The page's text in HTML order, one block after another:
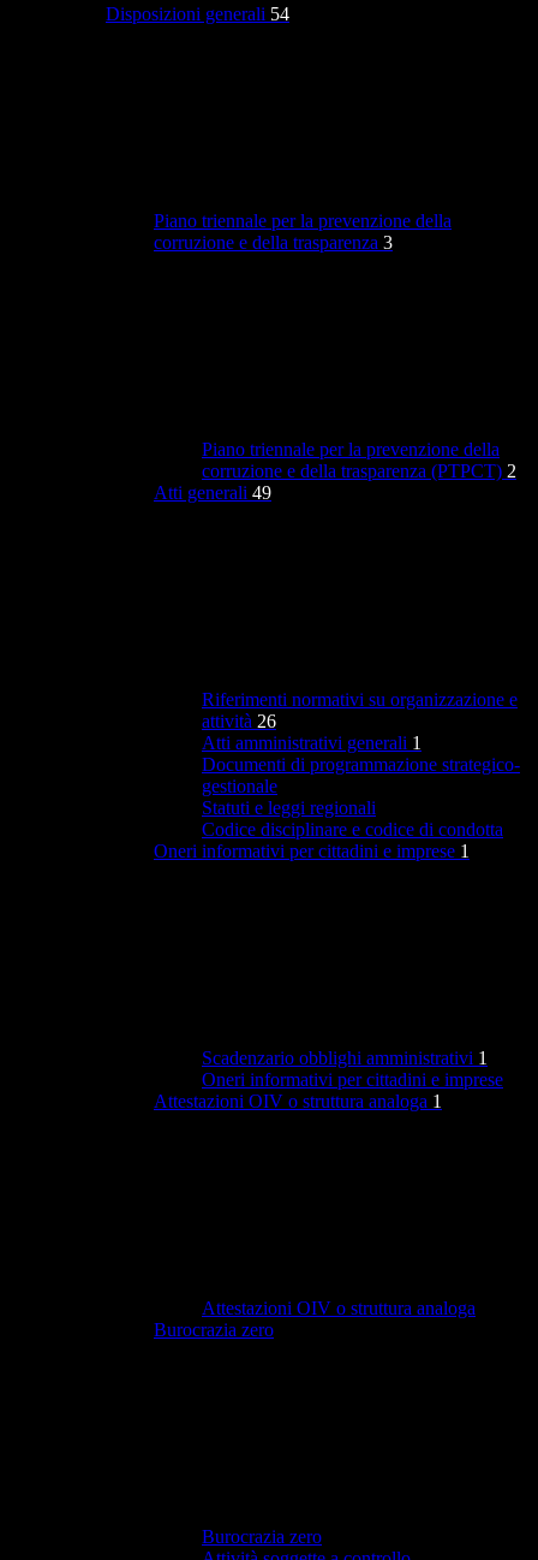
Disposizioni generali 54
Piano triennale per la prevenzione della
corruzione e della trasparenza 3
Piano triennale per la prevenzione della
corruzione e della trasparenza (PTPCT) 2
Atti generali 49
Riferimenti normativi su organizzazione e
attività 26
Atti amministrativi generali 1
Documenti di programmazione strategico-
gestionale
Statuti e leggi regionali
Codice disciplinare e codice di condotta
Oneri informativi per cittadini e imprese 1
Scadenzario obblighi amministrativi 1
Oneri informativi per cittadini e imprese
Attestazioni OIV o struttura analoga 1
Attestazioni OIV o struttura analoga
Burocrazia zero
Burocrazia zero